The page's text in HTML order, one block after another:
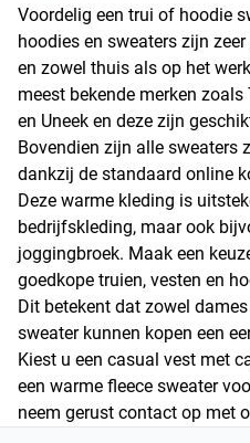
Voordelig een trui of hoodie
hoodies en sweaters zijn
en zowel thuis als op het
meest bekende merken
en Uneek en deze zijn
Bovendien zijn alle sweaters
dankzij de standaard online
Deze warme kleding is
bedrijfskleding, maar ook
joggingbroek. Maak een
goedkope truien, vesten en
Dit betekent dat zowel
sweater kunnen kopen een
Kiest u een casual vest met
een warme fleece sweater
neem gerust contact op met